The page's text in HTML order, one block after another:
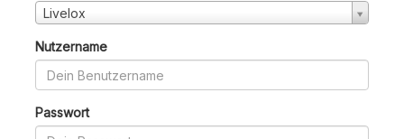
Livelox
Nutzername
Passwort